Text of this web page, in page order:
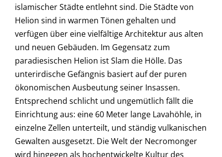
islamischer Städte entlehnt sind. Die Städte von
Helion sind in warmen Tönen gehalten und
verfügen über eine vielfältige Architektur aus alten
und neuen Gebäuden. Im Gegensatz zum
paradiesischen Helion ist Slam die Hölle. Das
unterirdische Gefängnis basiert auf der puren
ökonomischen Ausbeutung seiner Insassen.
Entsprechend schlicht und ungemütlich fällt die
Einrichtung aus: eine 60 Meter lange Lavahöhle, in
einzelne Zellen unterteilt, und ständig vulkanischen
Gewalten ausgesetzt. Die Welt der Necromonger
wird hingegen als hochentwickelte Kultur des